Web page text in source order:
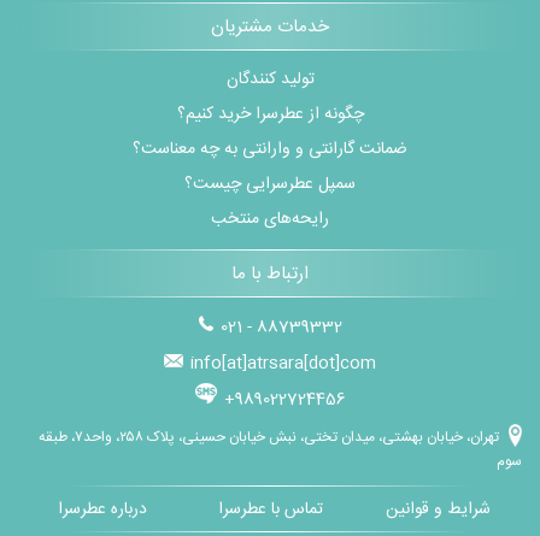
خدمات مشتریان
تولید کنندگان
چگونه از عطرسرا خرید کنیم؟
ضمانت گارانتی و وارانتی به چه معناست؟
سمپل عطرسرایی چیست؟
رایحه‌های منتخب
ارتباط با ما
021 - 88739332
info[at]atrsara[dot]com
+989022724456
تهران، خیابان بهشتی، میدان تختی، نبش خیابان حسینی، پلاک ۲۵۸، واحد۷، طبقه
سوم
شرایط و قوانین تماس با عطرسرا درباره عطرسرا